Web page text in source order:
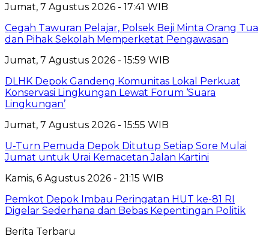
Jumat, 7 Agustus 2026 - 17:41 WIB
Cegah Tawuran Pelajar, Polsek Beji Minta Orang Tua
dan Pihak Sekolah Memperketat Pengawasan
Jumat, 7 Agustus 2026 - 15:59 WIB
DLHK Depok Gandeng Komunitas Lokal Perkuat
Konservasi Lingkungan Lewat Forum ‘Suara
Lingkungan’
Jumat, 7 Agustus 2026 - 15:55 WIB
U-Turn Pemuda Depok Ditutup Setiap Sore Mulai
Jumat untuk Urai Kemacetan Jalan Kartini
Kamis, 6 Agustus 2026 - 21:15 WIB
Pemkot Depok Imbau Peringatan HUT ke-81 RI
Digelar Sederhana dan Bebas Kepentingan Politik
Berita Terbaru